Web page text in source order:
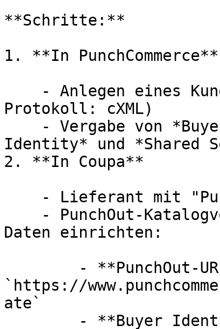
**Schritte:**
1. **In PunchCommerce**
Protokoll: cXML)
Identity* und *Shared
2. **In Coupa**
Daten einrichten:
`https://
ate`